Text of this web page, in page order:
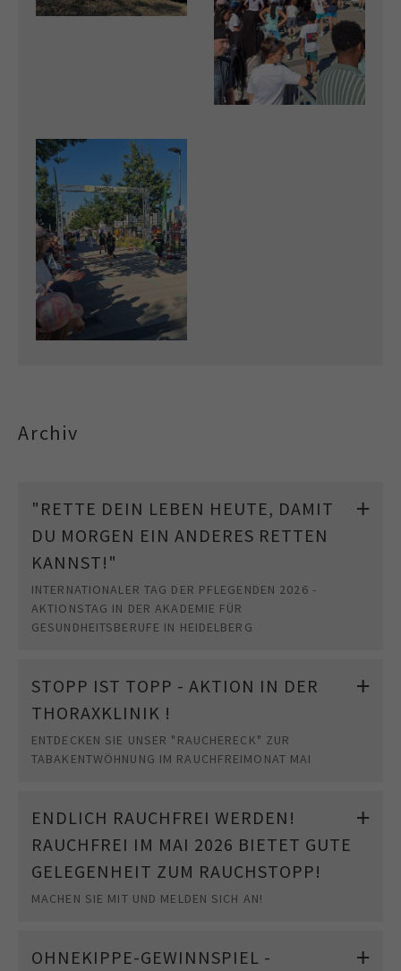
Archiv
"RETTE DEIN LEBEN HEUTE, DAMIT
DU MORGEN EIN ANDERES RETTEN
KANNST!"
INTERNATIONALER TAG DER PFLEGENDEN 2026 -
AKTIONSTAG IN DER AKADEMIE FÜR
GESUNDHEITSBERUFE IN HEIDELBERG
STOPP IST TOPP - AKTION IN DER
THORAXKLINIK !
ENTDECKEN SIE UNSER "RAUCHERECK" ZUR
TABAKENTWÖHNUNG IM RAUCHFREIMONAT MAI
ENDLICH RAUCHFREI WERDEN!
RAUCHFREI IM MAI 2026 BIETET GUTE
GELEGENHEIT ZUM RAUCHSTOPP!
MACHEN SIE MIT UND MELDEN SICH AN!
OHNEKIPPE-GEWINNSPIEL -